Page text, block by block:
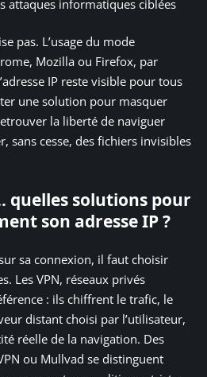
attaques informatiques ciblées
pas. L’usage du mode
Mozilla ou Firefox, par
IP reste visible pour tous
une solution pour masquer
la liberté de naviguer
sans cesse, des fichiers invisibles
quelles solutions pour
son adresse IP ?
sa connexion, il faut choisir
Les VPN, réseaux privés
: ils chiffrent le trafic, le
distant choisi par l’utilisateur,
réelle de la navigation. Des
ou Mullvad se distinguent